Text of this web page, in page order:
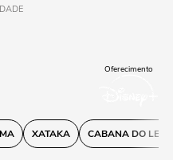
XATAKA CABANA DO
Oferecimento